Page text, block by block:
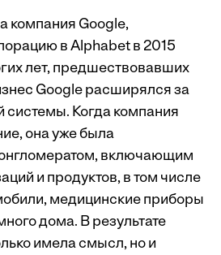
компания Google,
в Alphabet в 2015
лет, предшествовавших
Google расширялся за
системы. Когда компания
она уже была
включающим
и продуктов, в том числе
медицинские приборы
дома. В результате
имела смысл, но и